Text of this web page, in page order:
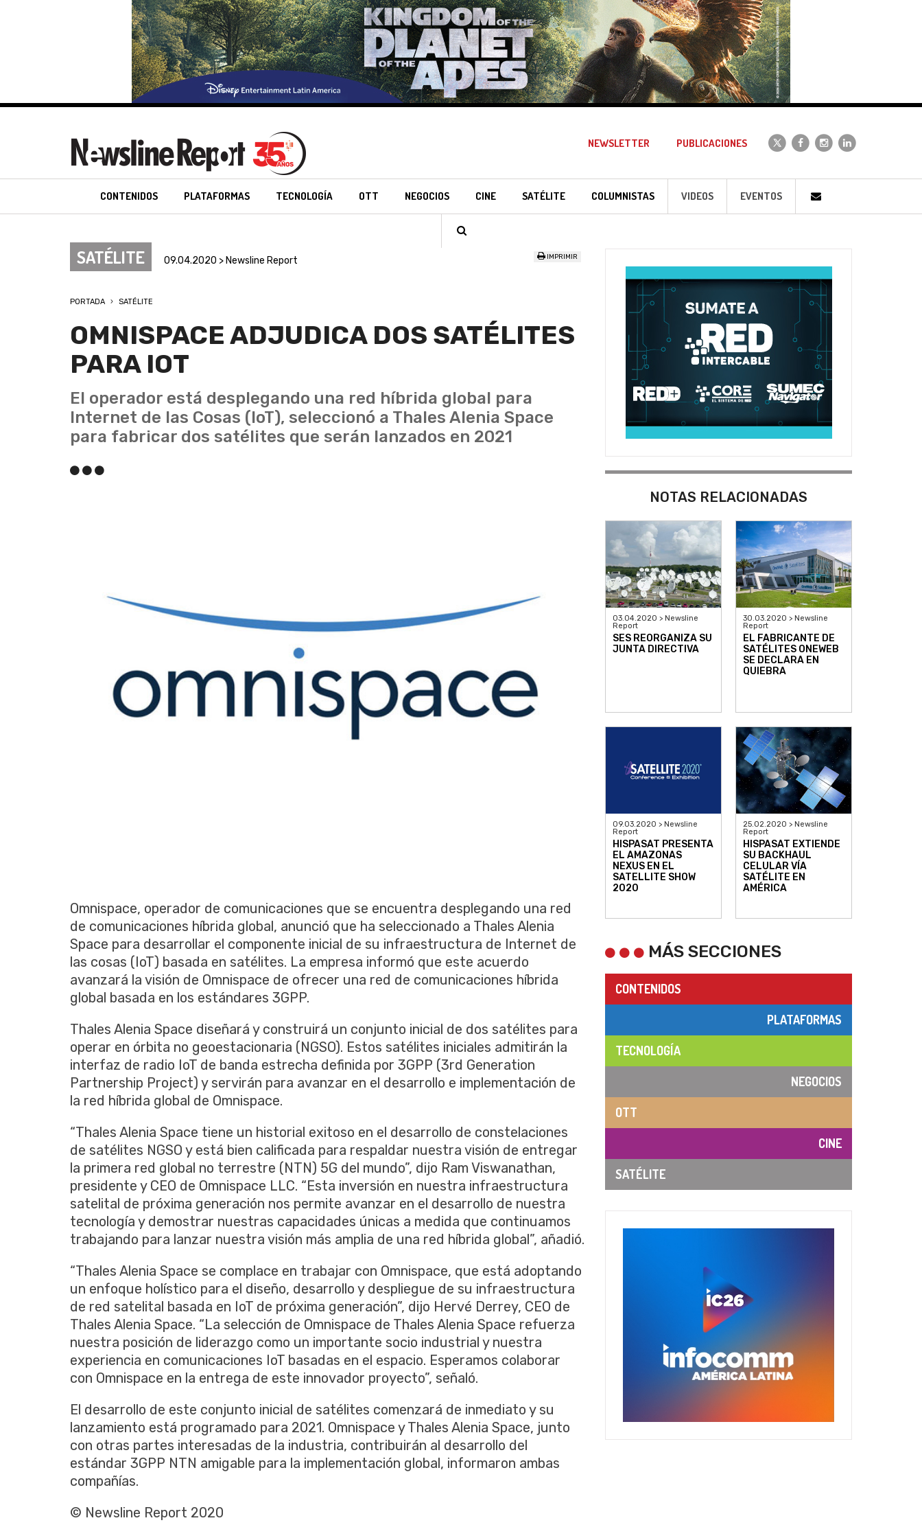
NEWSLETTER PUBLICACIONES
CONTENIDOS PLATAFORMAS TECNOLOGÍA OTT NEGOCIOS CINE SATÉLITE COLUMNISTAS VIDEOS EVENTOS
SATÉLITE 09.04.2020 > Newsline Report IMPRIMIR
PORTADA SATÉLITE
OMNISPACE ADJUDICA DOS SATÉLITES
PARA IOT
El operador está desplegando una red híbrida global para
Internet de las Cosas (IoT), seleccionó a Thales Alenia Space
para fabricar dos satélites que serán lanzados en 2021
Omnispace, operador de comunicaciones que se encuentra desplegando una red
de comunicaciones híbrida global, anunció que ha seleccionado a Thales Alenia
Space para desarrollar el componente inicial de su infraestructura de Internet de
las cosas (IoT) basada en satélites. La empresa informó que este acuerdo
avanzará la visión de Omnispace de ofrecer una red de comunicaciones híbrida
global basada en los estándares 3GPP.
Thales Alenia Space diseñará y construirá un conjunto inicial de dos satélites para
operar en órbita no geoestacionaria (NGSO). Estos satélites iniciales admitirán la
interfaz de radio IoT de banda estrecha definida por 3GPP (3rd Generation
Partnership Project) y servirán para avanzar en el desarrollo e implementación de
la red híbrida global de Omnispace.
“Thales Alenia Space tiene un historial exitoso en el desarrollo de constelaciones
de satélites NGSO y está bien calificada para respaldar nuestra visión de entregar
la primera red global no terrestre (NTN) 5G del mundo”, dijo Ram Viswanathan,
presidente y CEO de Omnispace LLC. “Esta inversión en nuestra infraestructura
satelital de próxima generación nos permite avanzar en el desarrollo de nuestra
tecnología y demostrar nuestras capacidades únicas a medida que continuamos
trabajando para lanzar nuestra visión más amplia de una red híbrida global”, añadió.
“Thales Alenia Space se complace en trabajar con Omnispace, que está adoptando
un enfoque holístico para el diseño, desarrollo y despliegue de su infraestructura
de red satelital basada en IoT de próxima generación”, dijo Hervé Derrey, CEO de
Thales Alenia Space. “La selección de Omnispace de Thales Alenia Space refuerza
nuestra posición de liderazgo como un importante socio industrial y nuestra
experiencia en comunicaciones IoT basadas en el espacio. Esperamos colaborar
con Omnispace en la entrega de este innovador proyecto”, señaló.
El desarrollo de este conjunto inicial de satélites comenzará de inmediato y su
lanzamiento está programado para 2021. Omnispace y Thales Alenia Space, junto
con otras partes interesadas de la industria, contribuirán al desarrollo del
estándar 3GPP NTN amigable para la implementación global, informaron ambas
compañías.
© Newsline Report 2020
NOTAS RELACIONADAS
03.04.2020 > Newsline
Report
SES REORGANIZA SU
JUNTA DIRECTIVA
30.03.2020 > Newsline
Report
EL FABRICANTE DE
SATÉLITES ONEWEB
SE DECLARA EN
QUIEBRA
09.03.2020 > Newsline
Report
HISPASAT PRESENTA
EL AMAZONAS
NEXUS EN EL
SATELLITE SHOW
2020
25.02.2020 > Newsline
Report
HISPASAT EXTIENDE
SU BACKHAUL
CELULAR VÍA
SATÉLITE EN
AMÉRICA
MÁS SECCIONES
CONTENIDOS
PLATAFORMAS
TECNOLOGÍA
NEGOCIOS
OTT
CINE
SATÉLITE